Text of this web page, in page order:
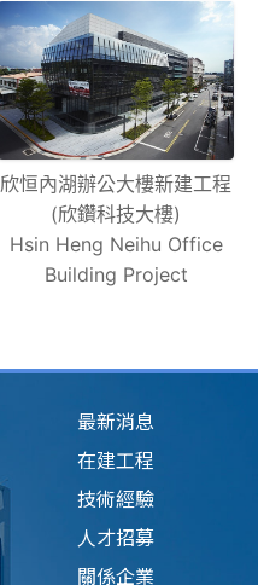
欣恒內湖辦公大樓新建工程
(欣鑽科技大樓)
Hsin Heng Neihu Office
Building Project
最新消息
在建工程
技術經驗
人才招募
關係企業